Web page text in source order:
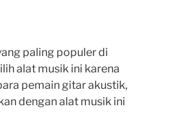
paling populer di
alat musik ini karena
pemain gitar akustik,
dengan alat musik ini